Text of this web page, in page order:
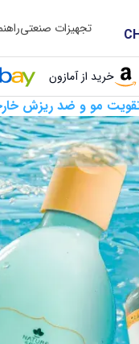
تجهیزات صنعتی
خرید از آمازون
مو و ضد ریزش